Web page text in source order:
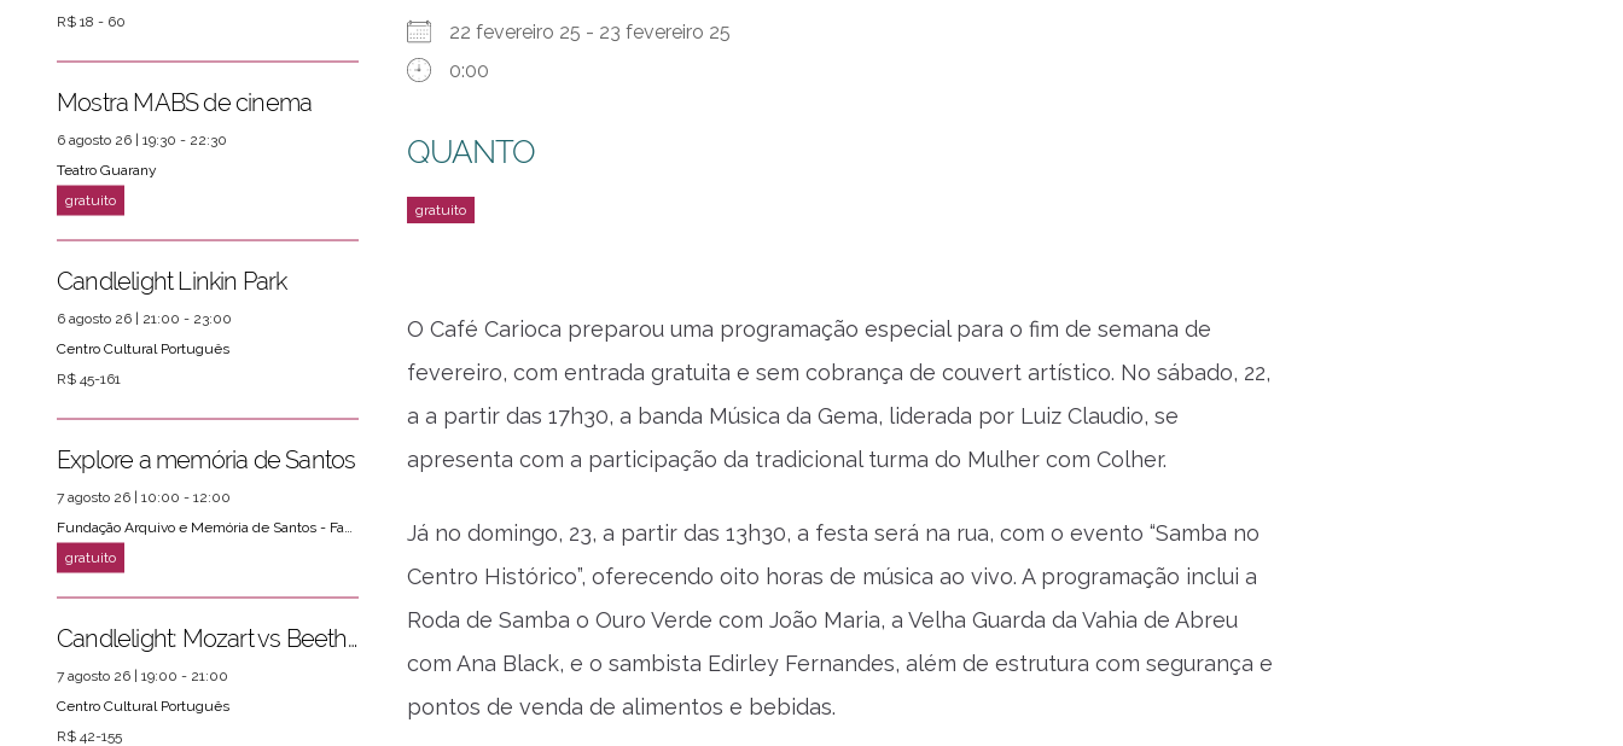
22 fevereiro 25 - 23 fevereiro 25
0:00
QUANTO
O Café Carioca preparou uma programação especial para o fim de semana de
fevereiro, com entrada gratuita e sem cobrança de couvert artístico. No sábado, 22,
a a partir das 17h30, a banda Música da Gema, liderada por Luiz Claudio, se
apresenta com a participação da tradicional turma do Mulher com Colher.
Já no domingo, 23, a partir das 13h30, a festa será na rua, com o evento “Samba no
Centro Histórico”, oferecendo oito horas de música ao vivo. A programação inclui a
Roda de Samba o Ouro Verde com João Maria, a Velha Guarda da Vahia de Abreu
com Ana Black, e o sambista Edirley Fernandes, além de estrutura com segurança e
pontos de venda de alimentos e bebidas.
PRÓXIMOS EVENTOS
R$ 18 - 60
Mostra MABS de cinema
6 agosto 26 | 19:30 - 22:30
Teatro Guarany
Candlelight Linkin Park
6 agosto 26 | 21:00 - 23:00
Centro Cultural Português
R$ 45-161
Explore a memória de Santos
7 agosto 26 | 10:00 - 12:00
Candlelight: Mozart vs Beethoven
7 agosto 26 | 19:00 - 21:00
Centro Cultural Português
R$ 42-155